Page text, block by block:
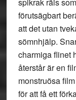
förutsägbart
att det utan
sömnhjälp.
charmiga flinet
återstår är en
monstruösa
för att få ett